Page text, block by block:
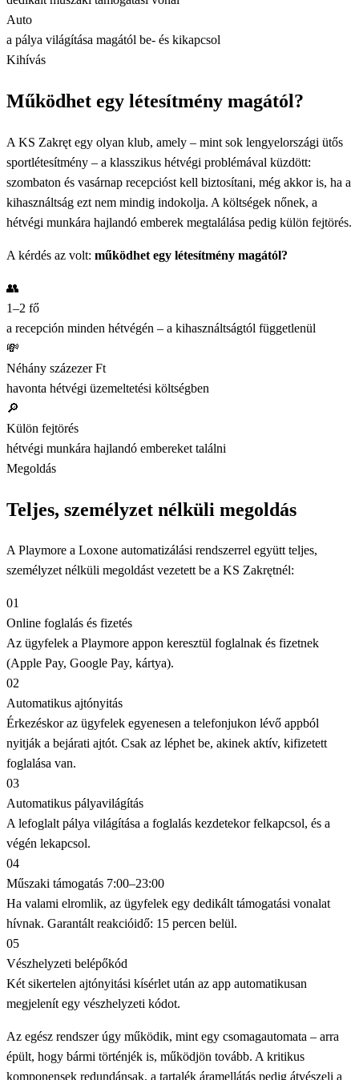
Auto
a pálya világítása magától be- és kikapcsol
Kihívás
Működhet egy létesítmény magától?
A KS Zakręt egy olyan klub, amely – mint sok lengyelországi ütős
sportlétesítmény – a klasszikus hétvégi problémával küzdött:
szombaton és vasárnap recepcióst kell biztosítani, még akkor is, ha a
kihasználtság ezt nem mindig indokolja. A költségek nőnek, a
hétvégi munkára hajlandó emberek megtalálása pedig külön fejtörés.
A kérdés az volt: működhet egy létesítmény magától?
👥
1–2 fő
a recepción minden hétvégén – a kihasználtságtól függetlenül
💸
Néhány százezer Ft
havonta hétvégi üzemeltetési költségben
🔎
Külön fejtörés
hétvégi munkára hajlandó embereket találni
Megoldás
Teljes, személyzet nélküli megoldás
A Playmore a Loxone automatizálási rendszerrel együtt teljes,
személyzet nélküli megoldást vezetett be a KS Zakrętnél:
01
Online foglalás és fizetés
Az ügyfelek a Playmore appon keresztül foglalnak és fizetnek
(Apple Pay, Google Pay, kártya).
02
Automatikus ajtónyitás
Érkezéskor az ügyfelek egyenesen a telefonjukon lévő appból
nyitják a bejárati ajtót. Csak az léphet be, akinek aktív, kifizetett
foglalása van.
03
Automatikus pályavilágítás
A lefoglalt pálya világítása a foglalás kezdetekor felkapcsol, és a
végén lekapcsol.
04
Műszaki támogatás 7:00–23:00
Ha valami elromlik, az ügyfelek egy dedikált támogatási vonalat
hívnak. Garantált reakcióidő: 15 percen belül.
05
Vészhelyzeti belépőkód
Két sikertelen ajtónyitási kísérlet után az app automatikusan
megjelenít egy vészhelyzeti kódot.
Az egész rendszer úgy működik, mint egy csomagautomata – arra
épült, hogy bármi történjék is, működjön tovább. A kritikus
komponensek redundánsak, a tartalék áramellátás pedig átvészeli a